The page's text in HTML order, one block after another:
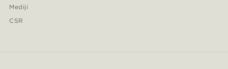
Mediji
CSR